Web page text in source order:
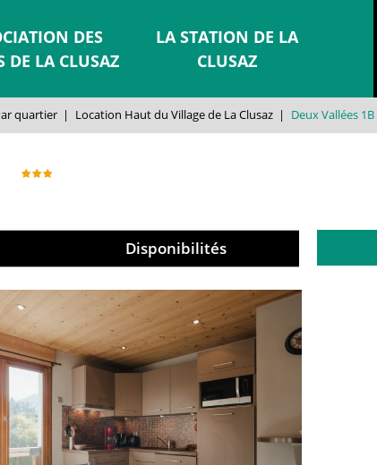
DES
DE LA CLUSAZ
LA STATION DE LA
CLUSAZ
quartier | Location Haut du Village de La Clusaz | Deux Vallées 1B
Disponibilités